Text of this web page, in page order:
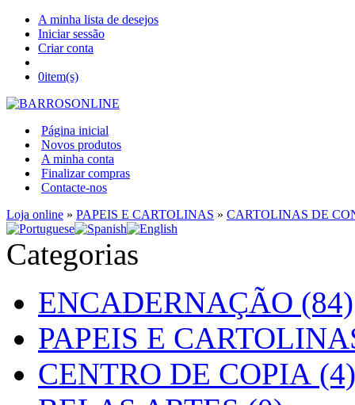
A minha lista de desejos
Iniciar sessão
Criar conta
0item(s)
Página inicial
Novos produtos
A minha conta
Finalizar compras
Contacte-nos
Loja online » PAPEIS E CARTOLINAS » CARTOLINAS DE
Categorias
ENCADERNAÇÃO (84)
PAPEIS E
CENTRO DE COPIA (4)